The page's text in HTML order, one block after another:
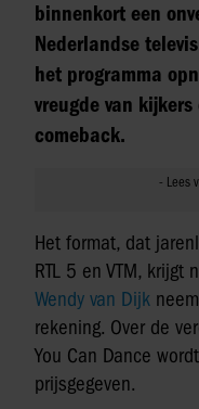
binnenkort een
Nederlandse
het programma
vreugde van
comeback.
Het format, dat
RTL 5 en VTM,
Wendy van Dijk
rekening. Over de
You Can Dance
prijsgegeven.